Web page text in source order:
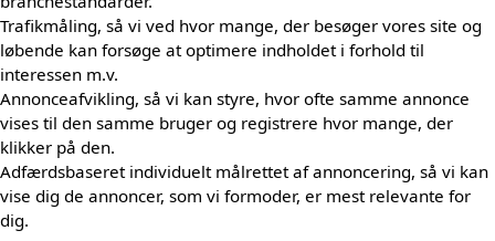
Trafikmåling, så vi ved hvor mange, der besøger vores site og
løbende kan forsøge at optimere indholdet i forhold til
interessen m.v.
Annonceafvikling, så vi kan styre, hvor ofte samme annonce
vises til den samme bruger og registrere hvor mange, der
klikker på den.
Adfærdsbaseret individuelt målrettet af annoncering, så vi kan
vise dig de annoncer, som vi formoder, er mest relevante for
dig.